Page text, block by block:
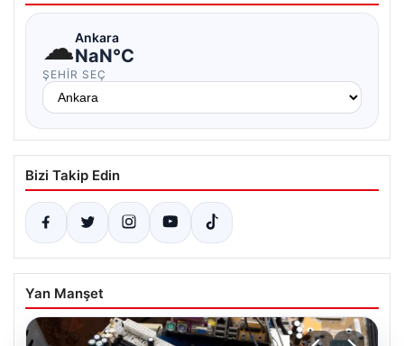
☁Ankara
NaN°C
ŞEHIR SEÇ
Bizi Takip Edin
Yan Manşet